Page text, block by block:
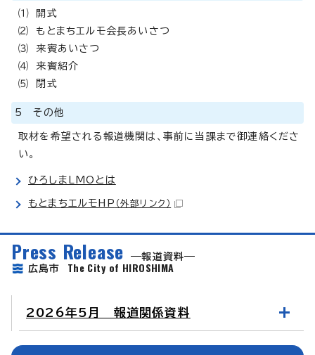
⑴ 開式
⑵ もとまちエルモ会長あいさつ
⑶ 来賓あいさつ
⑷ 来賓紹介
⑸ 閉式
5 その他
取材を希望される報道機関は、事前に当課まで御連絡くださ
い。
ひろしまLMOとは
もとまちエルモHP （外部リンク）
Press Release
報道資料
広島市 The City of HIROSHIMA
2026年5月 報道関係資料